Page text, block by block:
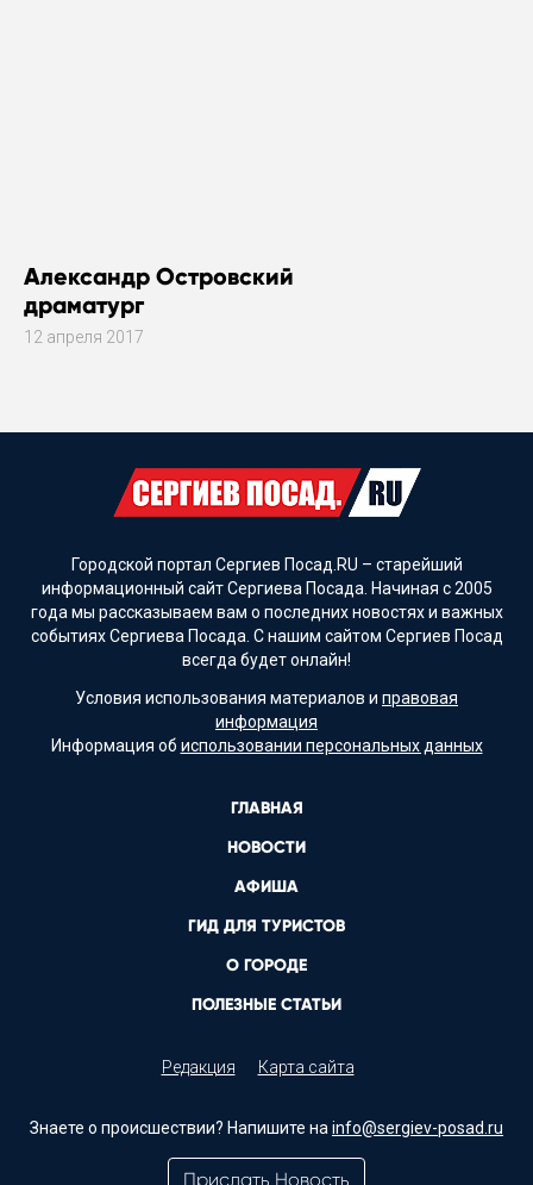
Александр Островский
драматург
12 апреля 2017
Городской портал Сергиев Посад.RU – старейший
информационный сайт Сергиева Посада. Начиная с 2005
года мы рассказываем вам о последних новостях и важных
событиях Сергиева Посада. С нашим сайтом Сергиев Посад
всегда будет онлайн!
Условия использования материалов и правовая
информация
Информация об использовании персональных данных
ГЛАВНАЯ
НОВОСТИ
АФИША
ГИД ДЛЯ ТУРИСТОВ
О ГОРОДЕ
ПОЛЕЗНЫЕ СТАТЬИ
Редакция Карта сайта
Знаете о происшествии? Напишите на info@sergiev-posad.ru
Прислать Новость